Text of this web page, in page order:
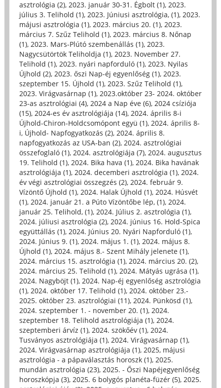
asztrológia (2), 2023. január 30-31. Égbolt (1), 2023.
július 3. Telihold (1), 2023. Júniusi asztrológia, (1), 2023.
májusi asztrológia (1), 2023. március 20. (1), 2023.
március 7. Szűz Telihold (1), 2023. március 8. Nőnap
(1), 2023. Mars-Plútó szembenállás (1), 2023.
Nagycsütörtök Teliholdja (1), 2023. November 27.
Telihold (1), 2023. nyári napforduló (1), 2023. Nyilas
Újhold (2), 2023. őszi Nap-éj egyenlőség (1), 2023.
szeptember 15. Újhold (1), 2023. Szűz Telihold (1),
2023. Virágvasárnap (1), 2023.október 23- 2024. október
23-as asztrológiai (4), 2024 a Nap éve (6), 2024 csíziója
(15), 2024-es év asztrológiája (14), 2024. április 8-i
Újhold-Chiron-Holdcsomópont együ (1), 2024. április 8-
i, Újhold- Napfogyatkozás (2), 2024. április 8.
napfogyatkozás az USA-ban (2), 2024. asztrológiai
összefoglaló (1), 2024. asztrológiája (7), 2024. augusztus
19. Telihold (1), 2024. Bika hava (1), 2024. Bika havának
asztrológiája (1), 2024. decemberi asztrológia (1), 2024.
év végi asztrológiai összegzés (2), 2024. február 9.
Vízöntő Újhold (1), 2024. Halak Újhold (1), 2024. Húsvét
(1), 2024. január 21. a Púto Vízöntőbe lép, (1), 2024.
január 25. Telihold, (1), 2024. Július 2. asztrológia (1),
2024. júliusi asztrológia (2), 2024. június 16. Hold-Spica
együttállás (1), 2024. Június 20. Nyári Napforduló (1),
2024. Június 9. (1), 2024. május 1. (1), 2024. május 8.
Újhold (1), 2024. május 8.- Szent Mihály jelenete (1),
2024. március 15. asztrológia (1), 2024. március 20. (2),
2024. március 25. Telihold (1), 2024. Mátyás ugrása (1),
2024. Nagyböjt (1), 2024. Nap-éj egyenlőség asztrológia
(1), 2024. október 17. Telihold (1), 2024. október 23.-
2025. október 23. asztrológiai (11), 2024. Pünkösd (1),
2024. szeptember 1. - november 20. (1), 2024.
szeptember 18. Telihold asztrológiája (1), 2024.
szeptemberi árvíz (1), 2024. szökőév (1), 2024.
Tusványos asztrológiája (1), 2024. Virágvasárnap (1),
2024. Virágvasárnap asztrológiája (1), 2025, májusi
asztrológia - a pápaválasztás horoszk (1), 2025.
mundán asztrológia (23), 2025. - Őszi Napéjegyenlőség
horoszkópja (3), 2025. 6 bolygós planéta-füzér (5), 2025.